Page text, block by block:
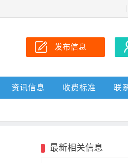
发布信息
资讯信息 收费标准 联
最新相关信息